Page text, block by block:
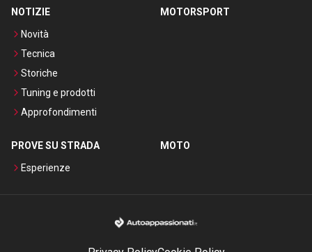
NOTIZIE
Novità
Tecnica
Storiche
Tuning e prodotti
Approfondimenti
MOTORSPORT
PROVE SU STRADA
Esperienze
MOTO